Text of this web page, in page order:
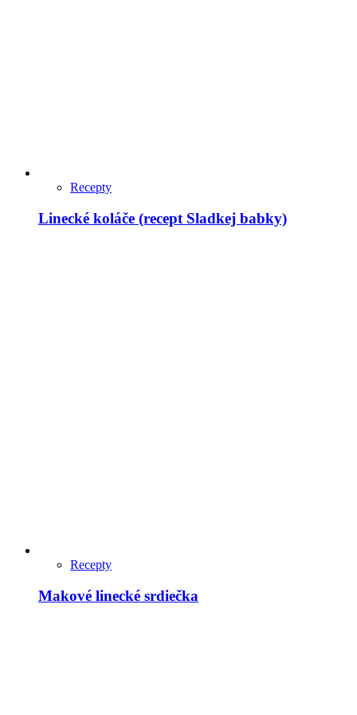
Recepty
Linecké koláče (recept Sladkej babky)
Recepty
Makové linecké srdiečka